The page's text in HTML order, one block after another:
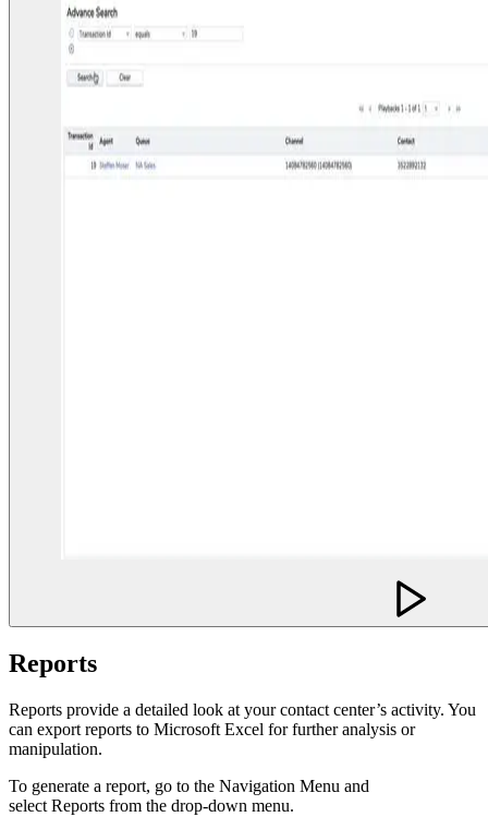
Reports
Reports provide a detailed look at your contact center’s activity. You
can export reports to Microsoft Excel for further analysis or
manipulation.
To generate a report, go to the Navigation Menu and
select Reports from the drop-down menu.